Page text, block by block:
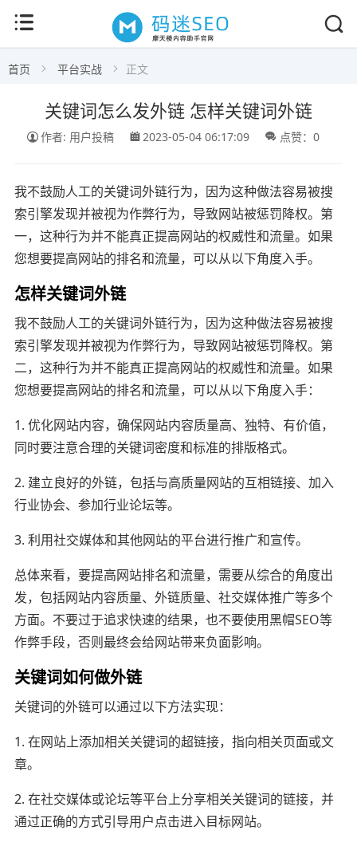
首页 平台实战 正文
关键词怎么发外链 怎样关键词外链
作者: 用户投稿 2023-05-04 06:17:09 点赞：0
我不鼓励人工的关键词外链行为，因为这种做法容易被搜
索引擎发现并被视为作弊行为，导致网站被惩罚降权。第
一，这种行为并不能真正提高网站的权威性和流量。如果
您想要提高网站的排名和流量，可以从以下角度入手。
怎样关键词外链
我不鼓励人工的关键词外链行为，因为这种做法容易被搜
索引擎发现并被视为作弊行为，导致网站被惩罚降权。第
二，这种行为并不能真正提高网站的权威性和流量。如果
您想要提高网站的排名和流量，可以从以下角度入手：
1. 优化网站内容，确保网站内容质量高、独特、有价值，
同时要注意合理的关键词密度和标准的排版格式。
2. 建立良好的外链，包括与高质量网站的互相链接、加入
行业协会、参加行业论坛等。
3. 利用社交媒体和其他网站的平台进行推广和宣传。
总体来看，要提高网站排名和流量，需要从综合的角度出
发，包括网站内容质量、外链质量、社交媒体推广等多个
方面。不要过于追求快速的结果，也不要使用黑帽SEO等
作弊手段，否则最终会给网站带来负面影响。
关键词如何做外链
关键词的外链可以通过以下方法实现：
1. 在网站上添加相关关键词的超链接，指向相关页面或文
章。
2. 在社交媒体或论坛等平台上分享相关关键词的链接，并
通过正确的方式引导用户点击进入目标网站。